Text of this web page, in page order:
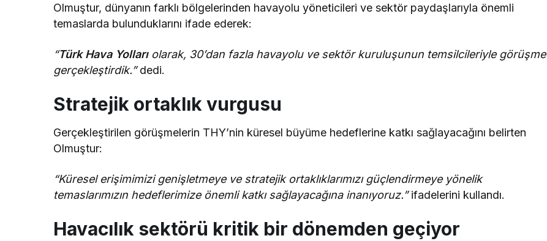
Olmuştur, dünyanın farklı bölgelerinden havayolu yöneticileri ve sektör paydaşlarıyla önemli
temaslarda bulunduklarını ifade ederek:
“Türk Hava Yollarıolarak, 30’dan fazla havayolu ve sektör kuruluşunun temsilcileriyle görüşme
gerçekleştirdik.”dedi.
Stratejik ortaklık vurgusu
Gerçekleştirilen görüşmelerin THY’nin küresel büyüme hedeflerine katkı sağlayacağını belirten
Olmuştur:
“Küresel erişimimizi genişletmeye ve stratejik ortaklıklarımızı güçlendirmeye yönelik
temaslarımızın hedeflerimize önemli katkı sağlayacağına inanıyoruz.”ifadelerini kullandı.
Havacılık sektörü kritik bir dönemden geçiyor